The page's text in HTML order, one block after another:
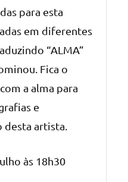
para esta
em diferentes
“ALMA”
Fica o
a alma para
e
artista.
às 18h30